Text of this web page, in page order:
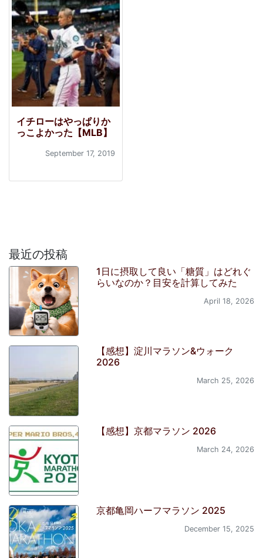
イチローはやっぱりか
っこよかった【MLB】
September 17, 2019
最近の投稿
1日に摂取して良い「糖質」はどれぐ
らいなのか？目安を計算してみた
April 18, 2026
【感想】淀川マラソン&ウォーク
2026
March 25, 2026
【感想】京都マラソン 2026
March 24, 2026
京都亀岡ハーフマラソン 2025
December 15, 2025